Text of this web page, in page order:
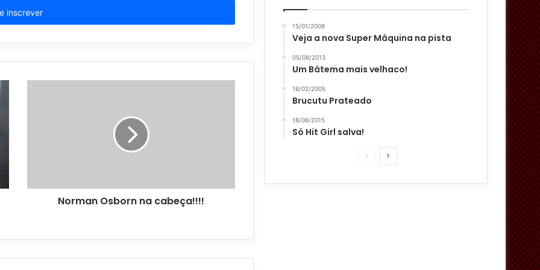
Norman Osborn na cabeça!!!!
15/01/2008
Veja a nova Super Máquina na pista
05/08/2013
Um Bátema mais velhaco!
16/02/2005
Brucutu Prateado
18/06/2015
Só Hit Girl salva!